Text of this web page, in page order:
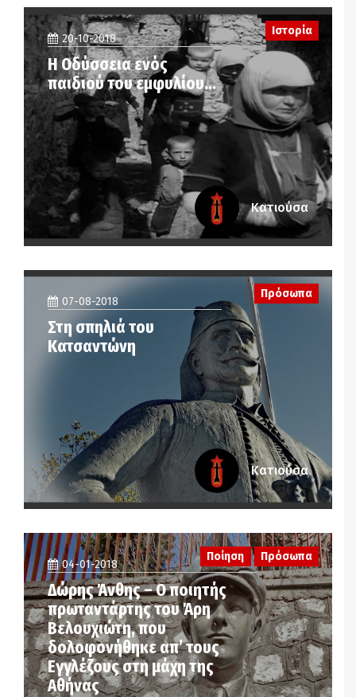
20-10-2018
Η Οδύσσεια ενός
παιδιού του εμφυλίου…
Ιστορία
Κατιούσα
07-08-2018
Στη σπηλιά του
Κατσαντώνη
Πρόσωπα
Κατιούσα
Ποίηση Πρόσωπα
04-01-2018
Δώρης Άνθης – Ο ποιητής
πρωταντάρτης του Άρη
Βελουχιώτη, που
δολοφονήθηκε απ’ τους
Εγγλέζους στη μάχη της
Αθήνας